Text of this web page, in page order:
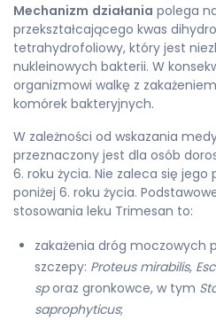
Mechanizm działania polega
przekształcającego kwas
tetrahydrofoliowy, który jest
nukleinowych bakterii. W
organizmowi walkę z
komórek bakteryjnych.
W zależności od wskazania
przeznaczony jest dla osób
6. roku życia. Nie zaleca się
poniżej 6. roku życia.
stosowania leku Trimesan to:
zakażenia dróg moczowych
szczepy: Proteus mirabilis,
sporaz gronkowce, w tym
saprophyticus;